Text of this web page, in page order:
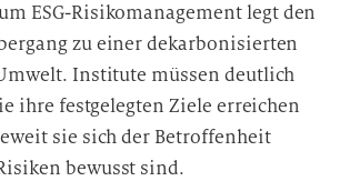
ESG-Risikomanagement legt den
zu einer dekarbonisierten
Institute müssen deutlich
ihre festgelegten Ziele erreichen
sie sich der Betroffenheit
bewusst sind.